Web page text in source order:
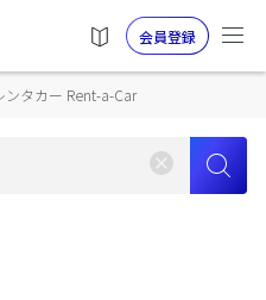
会員登録
タカー Rent-a-Car